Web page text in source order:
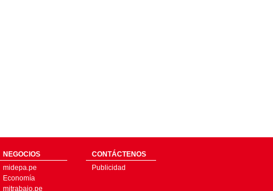
NEGOCIOS
midepa.pe
Economía
mitrabajo.pe
CONTÁCTENOS
Publicidad